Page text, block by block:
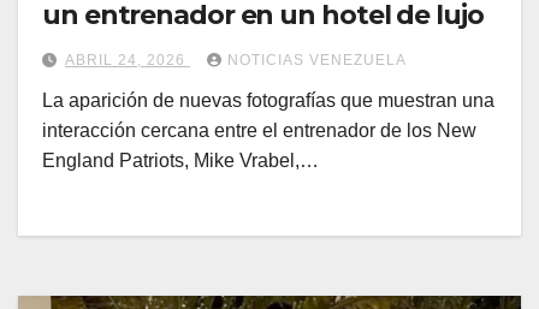
un entrenador en un hotel de lujo
ABRIL 24, 2026 NOTICIAS VENEZUELA
La aparición de nuevas fotografías que muestran una
interacción cercana entre el entrenador de los New
England Patriots, Mike Vrabel,…